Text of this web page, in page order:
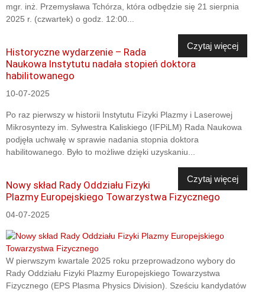
mgr. inż. Przemysława Tchórza, która odbędzie się 21 sierpnia
2025 r. (czwartek) o godz. 12:00...
Czytaj więcej
Historyczne wydarzenie – Rada
Naukowa Instytutu nadała stopień doktora
habilitowanego
10-07-2025
Po raz pierwszy w historii Instytutu Fizyki Plazmy i Laserowej
Mikrosyntezy im. Sylwestra Kaliskiego (IFPiLM) Rada Naukowa
podjęła uchwałę w sprawie nadania stopnia doktora
habilitowanego. Było to możliwe dzięki uzyskaniu...
Czytaj więcej
Nowy skład Rady Oddziału Fizyki
Plazmy Europejskiego Towarzystwa Fizycznego
04-07-2025
W pierwszym kwartale 2025 roku przeprowadzono wybory do
Rady Oddziału Fizyki Plazmy Europejskiego Towarzystwa
Fizycznego (EPS Plasma Physics Division). Sześciu kandydatów